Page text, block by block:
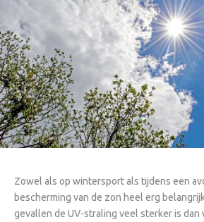
Zowel als op wintersport als tijdens een
bescherming van de zon heel erg
gevallen de UV-straling veel sterker is dan